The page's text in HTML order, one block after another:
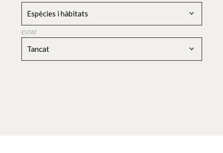
Espècies i hàbitats
ESTAT
Tancat